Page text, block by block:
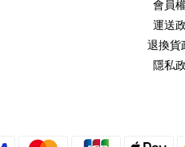
會員
運送
退換貨
隱私